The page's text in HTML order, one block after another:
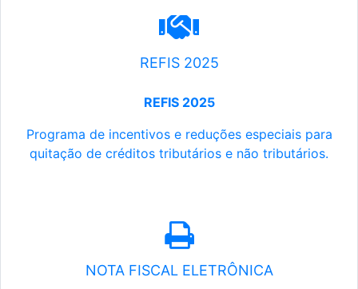
REFIS 2025
REFIS 2025
Programa de incentivos e reduções especiais para
quitação de créditos tributários e não tributários.
NOTA FISCAL ELETRÔNICA